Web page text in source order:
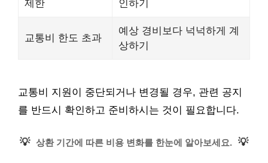
제한 인하기
교통비 한도 초과
예상 경비보다 넉넉하게 계
상하기
교통비 지원이 중단되거나 변경될 경우, 관련 공지
를 반드시 확인하고 준비하시는 것이 필요합니다.
💡 상환 기간에 따른 비용 변화를 한눈에 알아보세요. 💡